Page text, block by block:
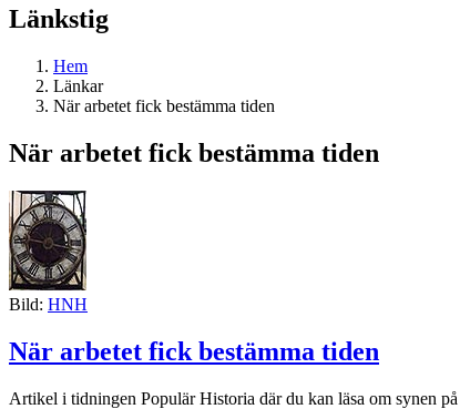
Länkstig
Hem
Länkar
När arbetet fick bestämma tiden
När arbetet fick bestämma tiden
Bild: HNH
När arbetet fick bestämma tiden
Artikel i tidningen Populär Historia där du kan läsa om synen